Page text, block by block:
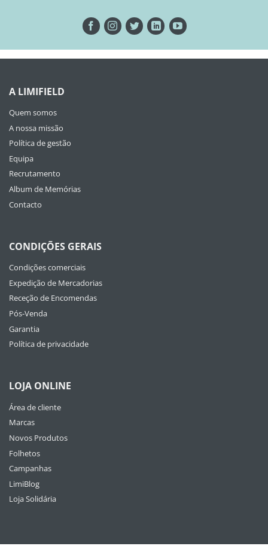
A LIMIFIELD
Quem somos
A nossa missão
Política de gestão
Equipa
Recrutamento
Album de Memórias
Contacto
CONDIÇÕES GERAIS
Condições comerciais
Expedição de Mercadorias
Receção de Encomendas
Pós-Venda
Garantia
Política de privacidade
LOJA ONLINE
Área de cliente
Marcas
Novos Produtos
Folhetos
Campanhas
LimiBlog
Loja Solidária